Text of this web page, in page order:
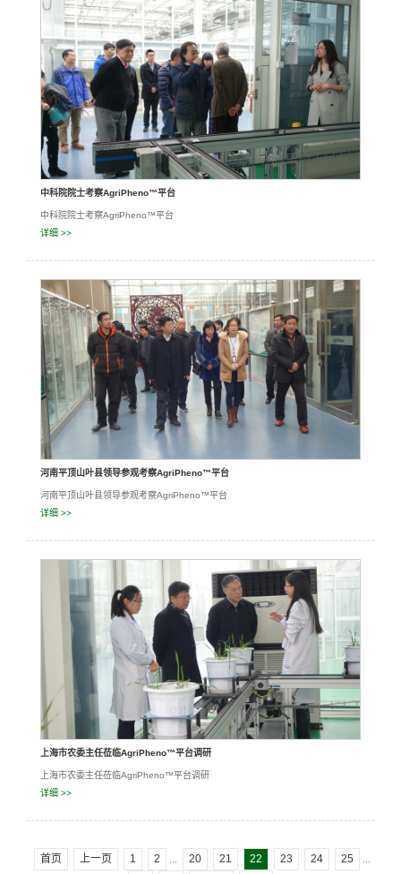
中科院院士考察AgriPheno™平台
中科院院士考察AgriPheno™平台
详细 >>
河南平顶山叶县领导参观考察AgriPheno™平台
河南平顶山叶县领导参观考察AgriPheno™平台
详细 >>
上海市农委主任莅临AgriPheno™平台调研
上海市农委主任莅临AgriPheno™平台调研
详细 >>
首页 上一页 1 2 ... 20 21 22 23 24 25 ...